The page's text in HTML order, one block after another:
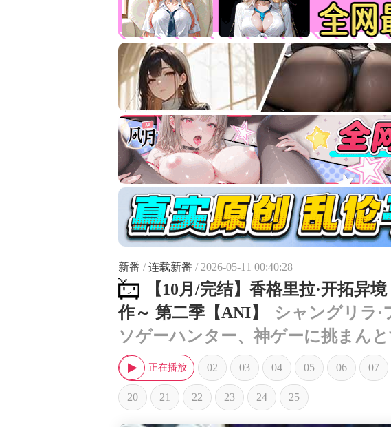
新番 /连载新番 / 2026-05-11 00:40:28
【10月/完结】香格里拉·开拓异
作～ 第二季【ANI】
シャングリラ
ソゲーハンター、神ゲーに挑まんと
02 03 04 05 06 07
20 21 22 23 24 25